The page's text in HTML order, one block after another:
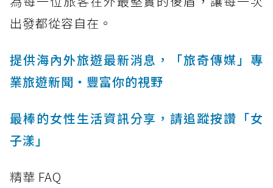
出發都從容自在。
提供海內外旅遊最新消息，「旅奇傳媒」專
業旅遊新聞‧豐富你的視野
最棒的女性生活資訊分享，請追蹤按讚「女
子漾」
精華 FAQ